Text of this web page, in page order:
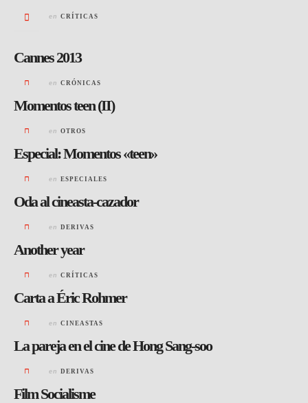
en CRÍTICAS
Cannes 2013
en CRÓNICAS
Momentos teen (II)
en OTROS
Especial: Momentos «teen»
en ESPECIALES
Oda al cineasta-cazador
en DERIVAS
Another year
en CRÍTICAS
Carta a Éric Rohmer
en CINEASTAS
La pareja en el cine de Hong Sang-soo
en DERIVAS
Film Socialisme